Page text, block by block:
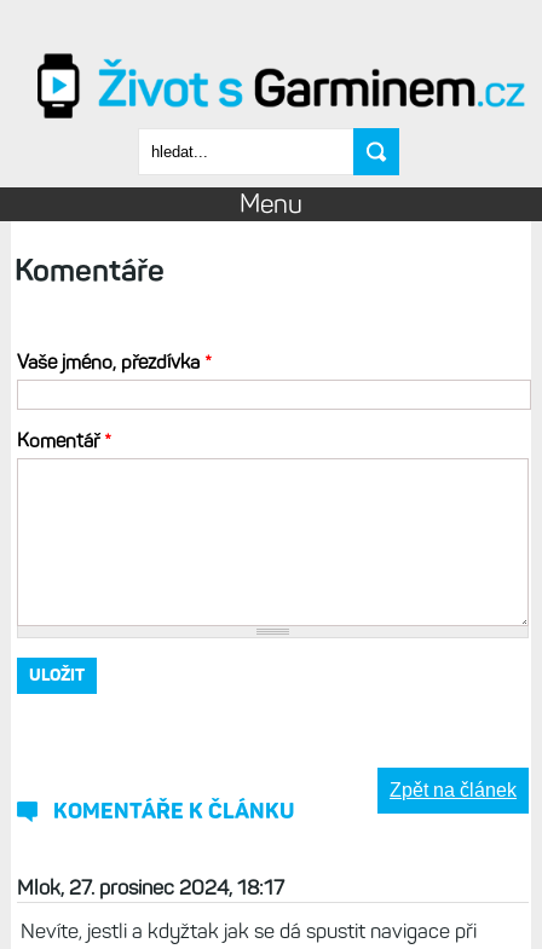
Vyhledávání
Menu
Komentáře
Vaše jméno, přezdívka *
Komentář*
KOMENTÁŘE K ČLÁNKU
Zpět na článek
Mlok, 27. prosinec 2024, 18:17
Nevíte, jestli a kdyžtak jak se dá spustit navigace při